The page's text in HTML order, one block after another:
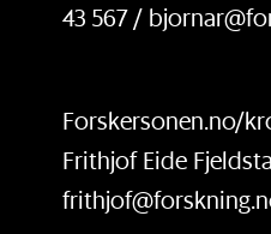
43 567 /
Forskersonen.no/
Frithjof Eide